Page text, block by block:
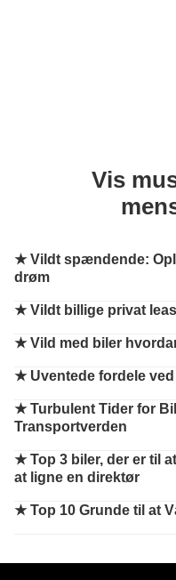
Vis
★Vildt spændende:
drøm
★Vildt billige privat
★Vild med biler
★ Uventede fordele
★Turbulent Tider for
Transportverden
★Top 3 biler, der er til
at ligne en direktør
★Top 10 Grunde til at